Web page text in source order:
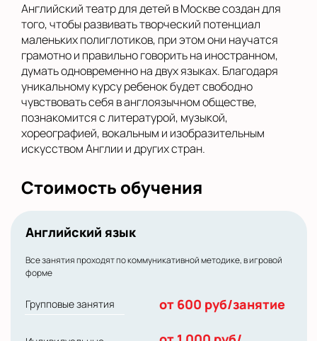
Английский театр для детей в Москве создан для
того, чтобы развивать творческий потенциал
маленьких полиглотиков, при этом они научатся
грамотно и правильно говорить на иностранном,
думать одновременно на двух языках. Благодаря
уникальному курсу ребенок будет свободно
чувствовать себя в англоязычном обществе,
познакомится с литературой, музыкой,
хореографией, вокальным и изобразительным
искусством Англии и других стран.
Стоимость обучения
Английский язык
Все занятия проходят по коммуникативной методике, в игровой
форме
Групповые занятия от 600 руб/занятие